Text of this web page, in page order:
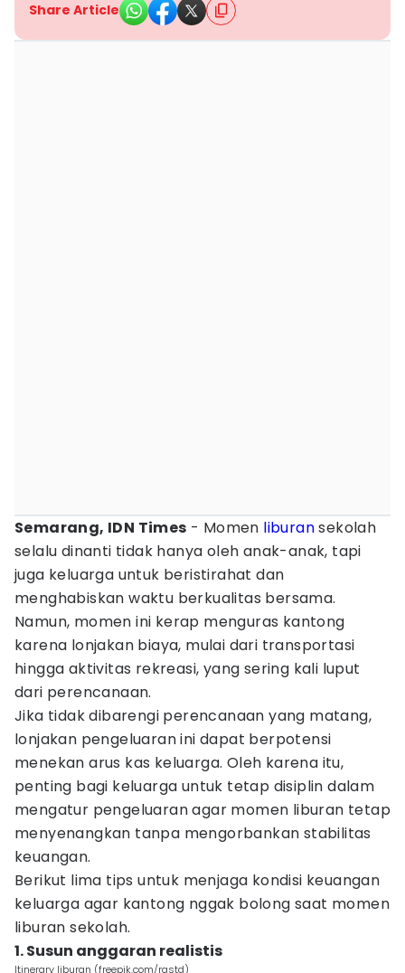
Share Article
Semarang, IDN Times - Momen liburansekolah
selalu dinanti tidak hanya oleh anak-anak, tapi
juga keluarga untuk beristirahat dan
menghabiskan waktu berkualitas bersama.
Namun, momen ini kerap menguras kantong
karena lonjakan biaya, mulai dari transportasi
hingga aktivitas rekreasi, yang sering kali luput
dari perencanaan.
Jika tidak dibarengi perencanaan yang matang,
lonjakan pengeluaran ini dapat berpotensi
menekan arus kas keluarga. Oleh karena itu,
penting bagi keluarga untuk tetap disiplin dalam
mengatur pengeluaran agar momen liburan tetap
menyenangkan tanpa mengorbankan stabilitas
keuangan.
Berikut lima tips untuk menjaga kondisi keuangan
keluarga agar kantong nggak bolong saat momen
liburan sekolah.
1. Susun anggaran realistis
Itinerary liburan (freepik.com/rastd)